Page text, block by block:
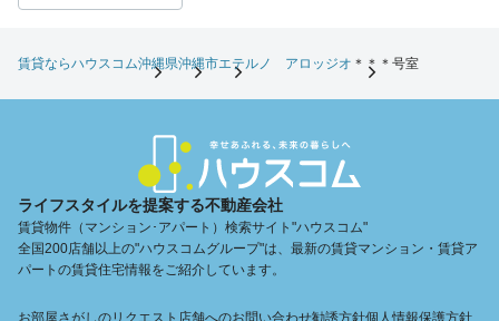
賃貸ならハウスコム沖縄県沖縄市エテルノ アロッジオ ＊＊＊号室
ライフスタイルを提案する不動産会社
賃貸物件（マンション･アパート）検索サイト"ハウスコム"
全国200店舗以上の"ハウスコムグループ"は、最新の賃貸マンション・賃貸ア
パートの賃貸住宅情報をご紹介しています。
お部屋さがしのリクエスト 店舗へのお問い合わせ勧誘方針個人情報保護方針